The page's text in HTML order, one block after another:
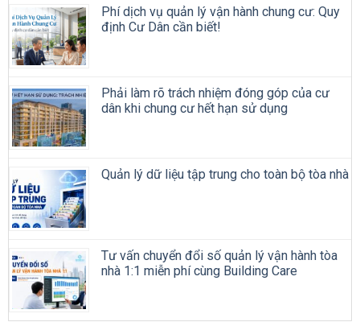
Phí dịch vụ quản lý vận hành chung cư: Quy
định Cư Dân cần biết!
Phải làm rõ trách nhiệm đóng góp của cư
dân khi chung cư hết hạn sử dụng
Quản lý dữ liệu tập trung cho toàn bộ tòa nhà
Tư vấn chuyển đổi số quản lý vận hành tòa
nhà 1:1 miễn phí cùng Building Care